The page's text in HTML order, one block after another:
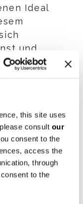
this site uses
consult our
consent to the
access the
through
to the
Ideal
und
dem Raum
die in
wie
der